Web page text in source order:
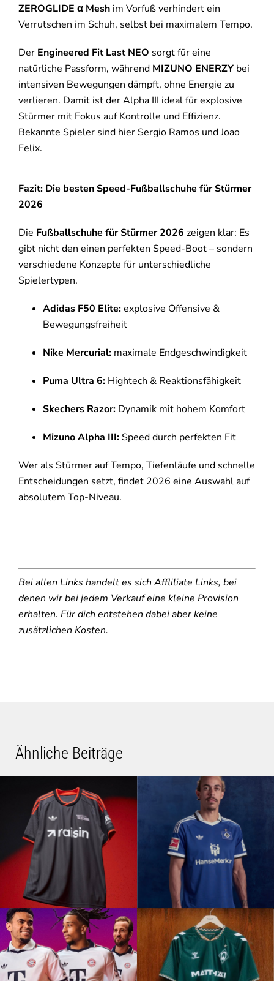
ZEROGLIDE α Meshim Vorfuß verhindert ein
Verrutschen im Schuh, selbst bei maximalem Tempo.
Der Engineered Fit Last NEO sorgt für eine
natürliche Passform, während MIZUNO ENERZYbei
intensiven Bewegungen dämpft, ohne Energie zu
verlieren. Damit ist der Alpha III ideal für explosive
Stürmer mit Fokus auf Kontrolle und Effizienz.
Bekannte Spieler sind hier Sergio Ramos und Joao
Felix.
Fazit: Die besten Speed-Fußballschuhe für Stürmer
2026
Die Fußballschuhe für Stürmer 2026 zeigen klar: Es
gibt nicht den einen perfekten Speed-Boot – sondern
verschiedene Konzepte für unterschiedliche
Spielertypen.
Adidas F50 Elite:explosive Offensive &
Bewegungsfreiheit
Nike Mercurial:maximale Endgeschwindigkeit
Puma Ultra 6:Hightech & Reaktionsfähigkeit
Skechers Razor:Dynamik mit hohem Komfort
Mizuno Alpha III:Speed durch perfekten Fit
Wer als Stürmer auf Tempo, Tiefenläufe und schnelle
Entscheidungen setzt, findet 2026 eine Auswahl auf
absolutem Top-Niveau.
Bei allen Links handelt es sich Affliliate Links, bei
denen wir bei jedem Verkauf eine kleine Provision
erhalten. Für dich entstehen dabei aber keine
zusätzlichen Kosten.
Ähnliche Beiträge